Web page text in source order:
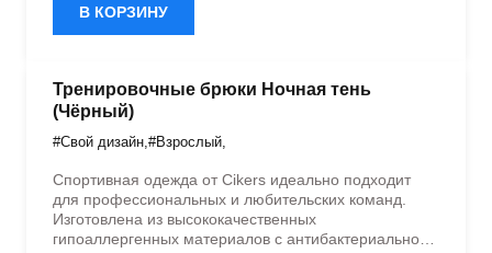
В КОРЗИНУ
Тренировочные брюки Ночная тень
(Чёрный)
#Свой дизайн,#Взрослый,
Спортивная одежда от Cikers идеально подходит
для профессиональных и любительских команд.
Изготовлена из высококачественных
гипоаллергенных материалов с антибактериальной